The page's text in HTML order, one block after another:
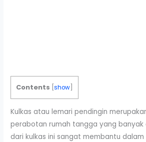
Contents [show
Kulkas atau lemari pendingin
perabotan rumah tangga yang banyak
dari kulkas ini sangat membantu